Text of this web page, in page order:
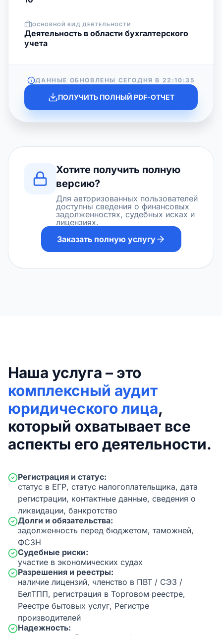
ОСНОВНОЙ ВИД ДЕЯТЕЛЬНОСТИ
Деятельность в области бухгалтерского
учета
ДАННЫЕ ОБНОВЛЕНЫ СЕГОДНЯ В 22:10:35
ПОЛУЧИТЬ ПОЛНЫЙ PDF-ОТЧЕТ
Хотите получить полную
версию?
Для авторизованных пользователей
доступны сведения о финансовых
задолженностях, судебных исках и
лицензиях.
Заказать полную услугу
Наша услуга – это
комплексный аудит
юридического лица,
который охватывает все
аспекты его деятельности.
Регистрация и статус:
статус в ЕГР, статус налогоплательщика, дата
регистрации, контактные данные, сведения о
ликвидации, банкротство
Долги и обязательства:
задолженность перед бюджетом, таможней,
ФСЗН
Судебные риски:
участие в экономических судах
Разрешения и реестры:
наличие лицензий, членство в ПВТ / СЭЗ /
БелТПП, регистрация в Торговом реестре,
Реестре бытовых услуг, Регистре
производителей
Надежность: